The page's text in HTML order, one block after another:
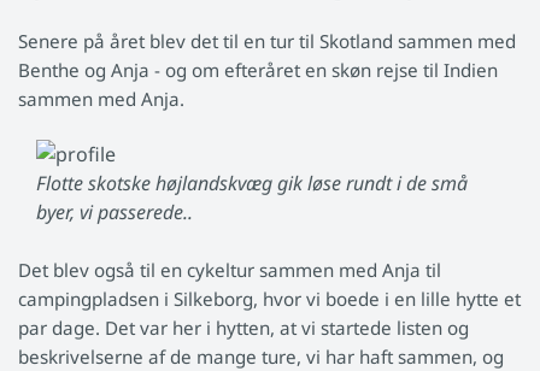
Senere på året blev det til en tur til Skotland sammen med
Benthe og Anja - og om efteråret en skøn rejse til Indien
sammen med Anja.
Flotte skotske højlandskvæg gik løse rundt i de små
byer, vi passerede..
Det blev også til en cykeltur sammen med Anja til
campingpladsen i Silkeborg, hvor vi boede i en lille hytte et
par dage. Det var her i hytten, at vi startede listen og
beskrivelserne af de mange ture, vi har haft sammen, og